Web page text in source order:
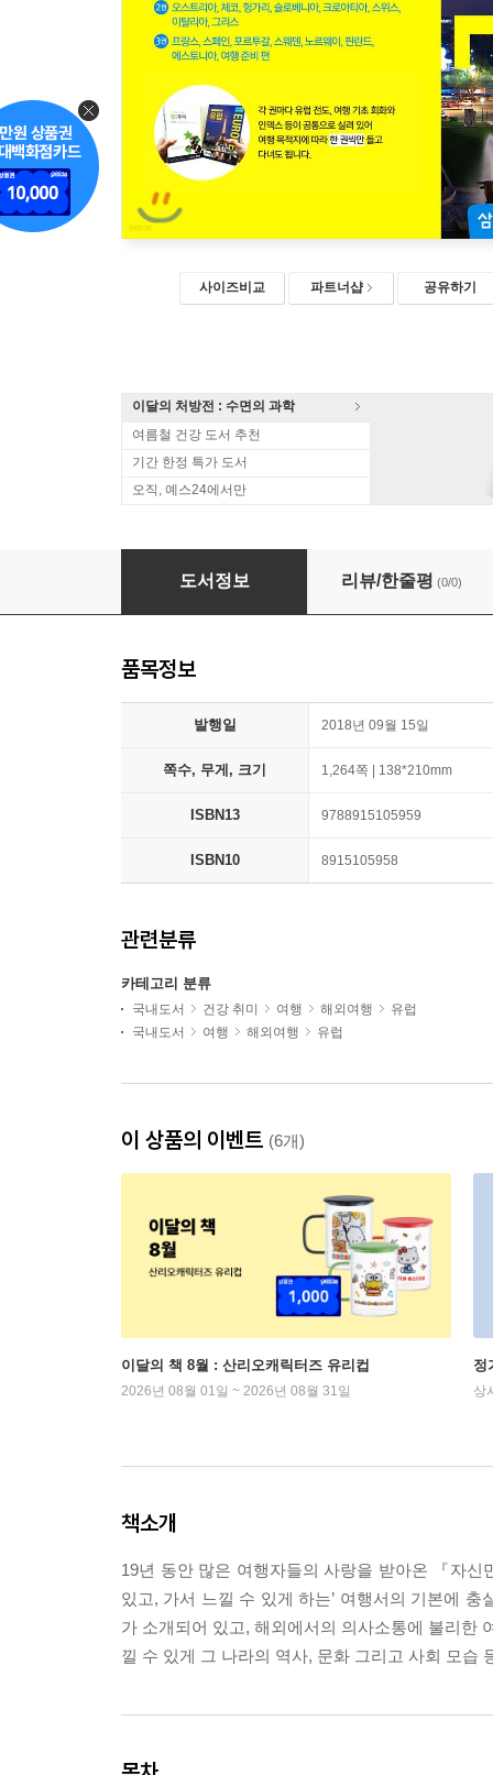
사이즈비교 파트너샵 공유하기
이달의 처방전 : 수면의 과학
여름철 건강 도서 추천
기간 한정 특가 도서
오직, 예스24에서만
자신만만 세계여행 유럽
도서정보 리뷰/한줄평 (0/0)
품목정보
발행일 2018년 09월 15일
쪽수, 무게, 크기 1,264쪽 | 138*210mm
ISBN13 9788915105959
ISBN10 8915105958
관련분류
카테고리 분류
국내도서 건강 취미 여행 해외여행
유럽
국내도서
여행 해외여행 유럽
이 상품의 이벤트 (6개)
이달의 책 8월 : 산리오캐릭터즈 유리컵
2026년 08월 01일 ~ 2026년 08월 31일
정
상
책소개
19년 동안 많은 여행자들의 사랑을 받아온 『자
있고, 가서 느낄 수 있게 하는’ 여행서의 기본에
가 소개되어 있고, 해외에서의 의사소통에 불리한
낄 수 있게 그 나라의 역사, 문화 그리고 사회 모습